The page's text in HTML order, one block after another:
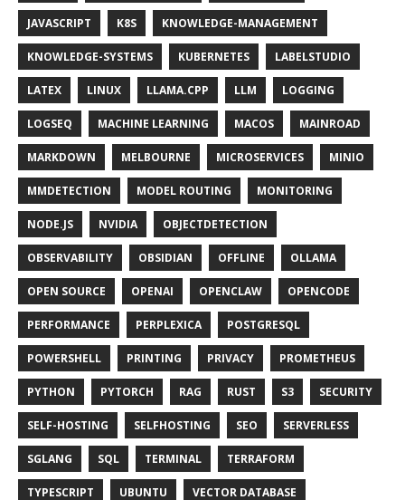
JAVASCRIPT K8S KNOWLEDGE-MANAGEMENT
KNOWLEDGE-SYSTEMS KUBERNETES LABELSTUDIO
LATEX LINUX LLAMA.CPP LLM LOGGING
LOGSEQ MACHINE LEARNING MACOS MAINROAD
MARKDOWN MELBOURNE MICROSERVICES MINIO
MMDETECTION MODEL ROUTING MONITORING
NODE.JS NVIDIA OBJECTDETECTION
OBSERVABILITY OBSIDIAN OFFLINE OLLAMA
OPEN SOURCE OPENAI OPENCLAW OPENCODE
PERFORMANCE PERPLEXICA POSTGRESQL
POWERSHELL PRINTING PRIVACY PROMETHEUS
PYTHON PYTORCH RAG RUST S3 SECURITY
SELF-HOSTING SELFHOSTING SEO SERVERLESS
SGLANG SQL TERMINAL TERRAFORM
TYPESCRIPT UBUNTU VECTOR DATABASE